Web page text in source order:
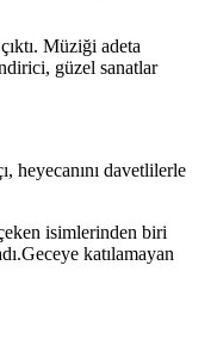
Müziği adeta
güzel sanatlar
heyecanını davetlilerle
isimlerinden biri
katılamayan